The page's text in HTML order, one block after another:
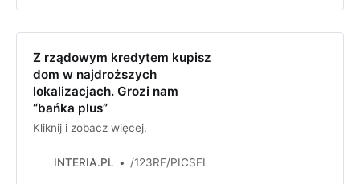
Z rządowym kredytem kupisz
dom w najdroższych
lokalizacjach. Grozi nam
“bańka plus”
Kliknij i zobacz więcej.
INTERIA.PL /123RF/PICSEL